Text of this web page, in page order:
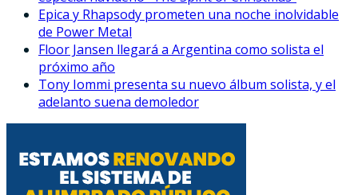
Epica y Rhapsody prometen una noche inolvidable
de Power Metal
Floor Jansen llegará a Argentina como solista el
próximo año
Tony Iommi presenta su nuevo álbum solista, y el
adelanto suena demoledor